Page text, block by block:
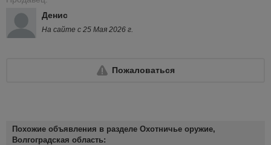
Денис
На сайте с 25 Мая 2026 г.
Пожаловаться
Похожие объявления в разделе Охотничье оружие,
Волгоградская область: